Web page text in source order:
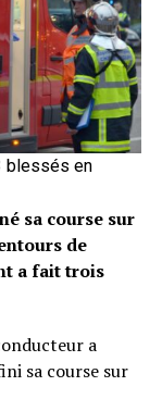
blessés en
sa course sur
de
a fait trois
a
sa course sur